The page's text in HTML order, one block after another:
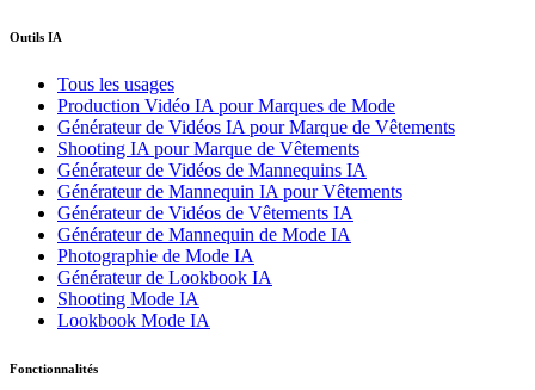
Outils IA
Tous les usages
Production Vidéo IA pour Marques de Mode
Générateur de Vidéos IA pour Marque de Vêtements
Shooting IA pour Marque de Vêtements
Générateur de Vidéos de Mannequins IA
Générateur de Mannequin IA pour Vêtements
Générateur de Vidéos de Vêtements IA
Générateur de Mannequin de Mode IA
Photographie de Mode IA
Générateur de Lookbook IA
Shooting Mode IA
Lookbook Mode IA
Fonctionnalités